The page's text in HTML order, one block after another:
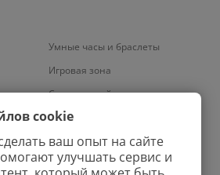
Умные часы и браслеты
Игровая зона
Смарт-устройства
Умный дом
Аудио
Ноутбуки
cookie
ваш опыт на сайте
улучшать сервис и